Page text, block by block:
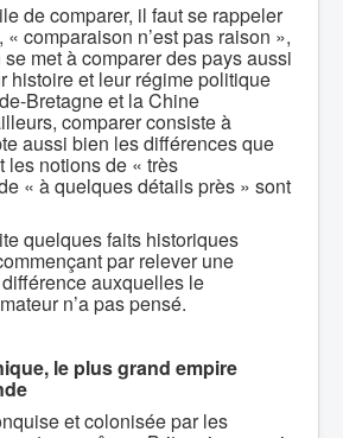
de comparer, il faut se rappeler
comparaison n’est pas raison »,
met à comparer des pays aussi
histoire et leur régime politique
Bretagne et la Chine
comparer consiste à
aussi bien les différences que
les notions de « très
« à quelques détails près » sont
quelques faits historiques
par relever une
auxquelles le
n’a pas pensé.
le plus grand empire
et colonisée par les